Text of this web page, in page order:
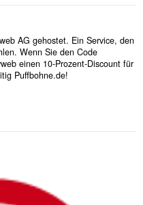
AG gehostet. Ein Service, den
Wenn Sie den Code
einen 10-Prozent-Discount für
Puffbohne.de!